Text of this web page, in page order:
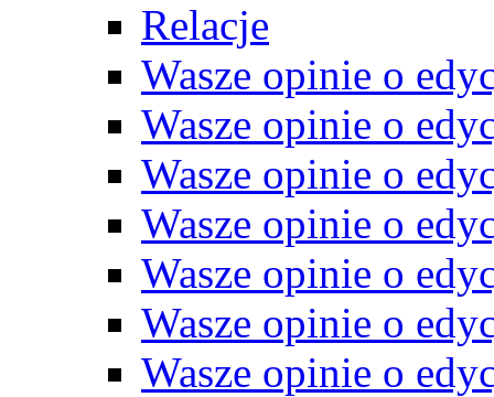
Relacje
Wasze opinie o
Wasze opinie o
Wasze opinie o
Wasze opinie o
Wasze opinie o
Wasze opinie o
Wasze opinie o